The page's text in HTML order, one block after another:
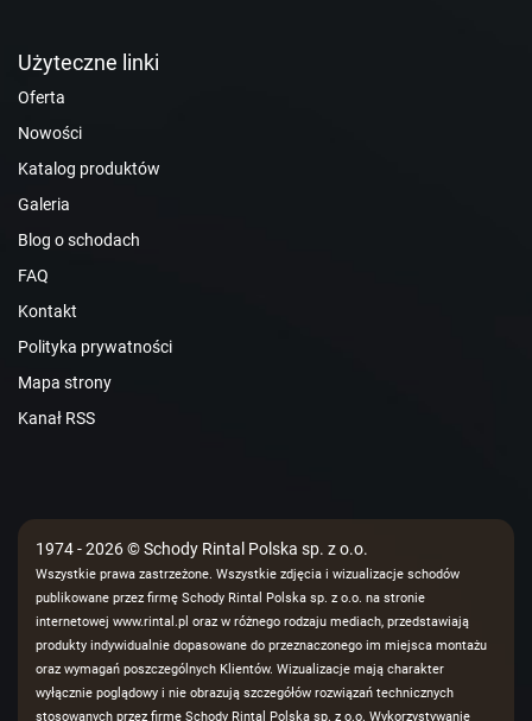
Użyteczne linki
Oferta
Nowości
Katalog produktów
Galeria
Blog o schodach
FAQ
Kontakt
Polityka prywatności
Mapa strony
Kanał RSS
1974 - 2026 © Schody Rintal Polska sp. z o.o.
Wszystkie prawa zastrzeżone. Wszystkie zdjęcia i wizualizacje schodów
publikowane przez firmę Schody Rintal Polska sp. z o.o. na stronie
internetowej www.rintal.pl oraz w różnego rodzaju mediach, przedstawiają
produkty indywidualnie dopasowane do przeznaczonego im miejsca montażu
oraz wymagań poszczególnych Klientów. Wizualizacje mają charakter
wyłącznie poglądowy i nie obrazują szczegółów rozwiązań technicznych
stosowanych przez firmę Schody Rintal Polska sp. z o.o. Wykorzystywanie